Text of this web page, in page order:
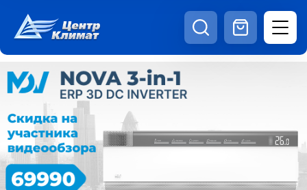
Каталог
Статьи
Наши работы Отзывы
Доставка и оплата Оферта
8:00 - 20:00 Шоурум